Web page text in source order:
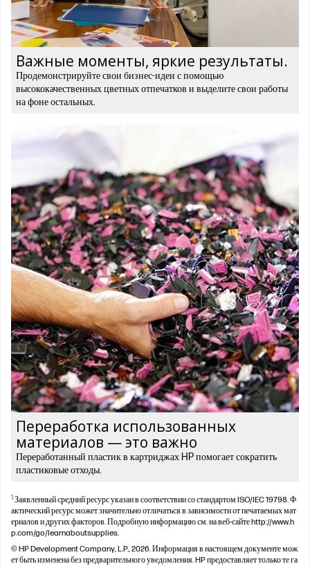
Важные моменты, яркие результаты.
Продемонстрируйте свои бизнес-идеи с помощью
высококачественных цветных отпечатков и выделите свои работы
на фоне остальных.
Переработка использованных
материалов — это важно
Переработанный пластик в картриджах HP помогает сократить
пластиковые отходы.
1 Заявленный средний ресурс указан в соответствии со стандартом ISO/IEC 19798. Ф
актический ресурс может значительно отличаться в зависимости от печатаемых мат
ериалов и других факторов. Подробную информацию см. на веб-сайте http://www.h
p.com/go/learnaboutsupplies.
© HP Development Company, L.P., 2026. Информация в настоящем документе мож
ет быть изменена без предварительного уведомления. HP предоставляет только те га